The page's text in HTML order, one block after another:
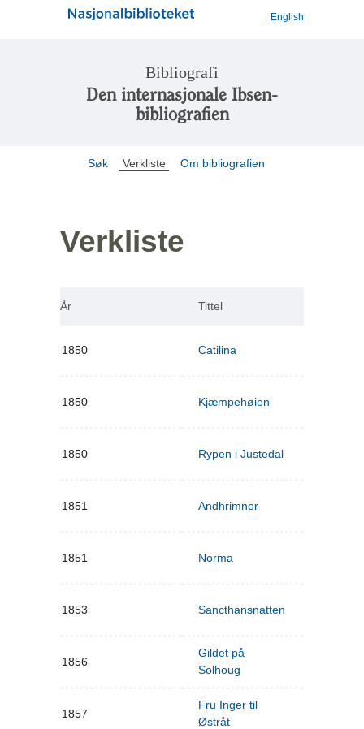
English
Bibliografi
Den internasjonale Ibsen-
bibliografien
Søk Verkliste Om bibliografien
Verkliste
År Tittel
1850 Catilina
1850 Kjæmpehøien
1850 Rypen i Justedal
1851 Andhrimner
1851 Norma
1853 Sancthansnatten
1856
Gildet på
Solhoug
1857
Fru Inger til
Østråt